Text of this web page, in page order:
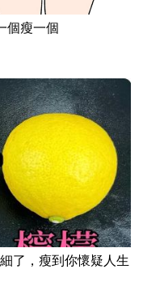
個瘦一個
了，瘦到你懷疑人生